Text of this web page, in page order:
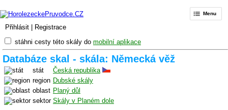
Přihlásit Registrace
Menu
stáhni cesty této skály do mobilní aplikace
Databáze skal - skála: Německá věž
stát
Česká republika
region Dubské skály
oblast Planý důl
sektor Skály v Planém dole